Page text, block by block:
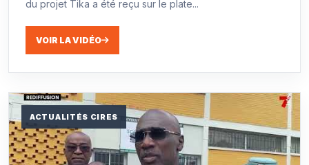
du projet Tika a été reçu sur le plate...
VOIR LA VIDÉO
ACTUALITÉS CIRES